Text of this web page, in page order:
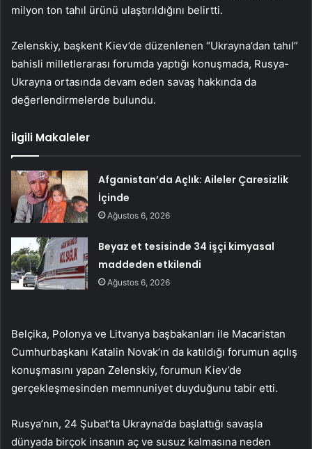
milyon ton tahıl ürünü ulaştırıldığını belirtti.
Zelenskiy, başkent Kiev’de düzenlenen “Ukrayna’dan tahıl”
bahisli milletlerarası forumda yaptığı konuşmada, Rusya-
Ukrayna ortasında devam eden savaş hakkında da
değerlendirmelerde bulundu.
İlgili Makaleler
Afganistan’da Açlık: Aileler Çaresizlik
İçinde
Ağustos 6, 2026
Beyaz et tesisinde 34 işçi kimyasal
maddeden etkilendi
Ağustos 6, 2026
Belçika, Polonya ve Litvanya başbakanları ile Macaristan
Cumhurbaşkanı Katalin Novak’ın da katıldığı forumun açılış
konuşmasını yapan Zelenskiy, forumun Kiev’de
gerçekleşmesinden memnuniyet duyduğunu tabir etti.
Rusya’nın, 24 Şubat’ta Ukrayna’da başlattığı savaşla
dünyada birçok insanın aç ve susuz kalmasına neden